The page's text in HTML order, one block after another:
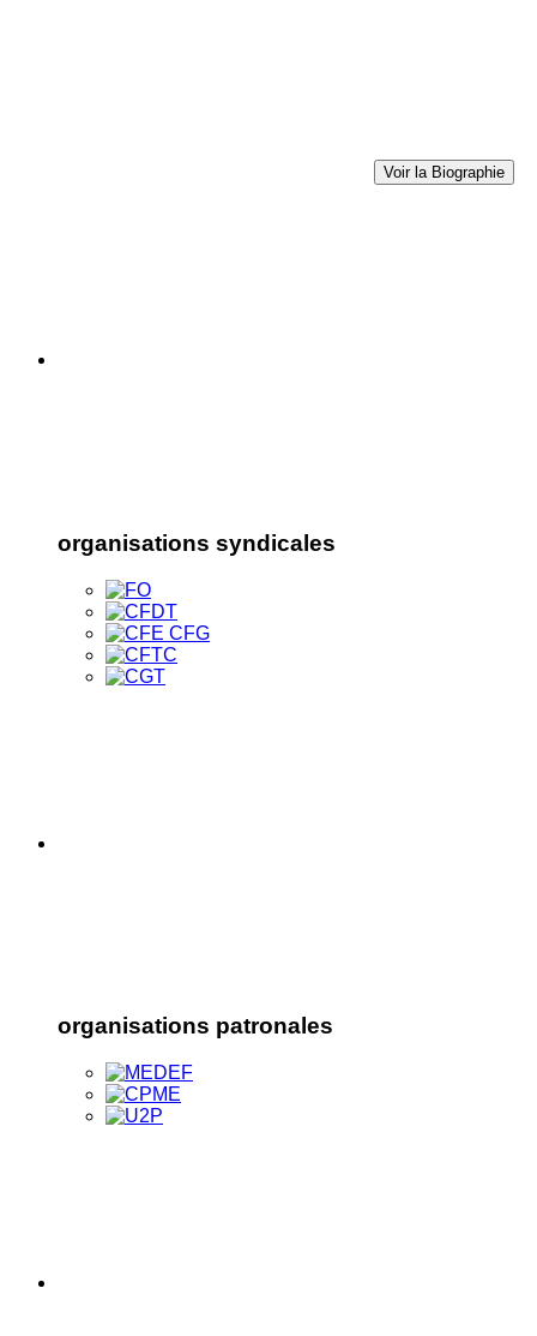
Voir la Biographie
organisations syndicales
organisations patronales